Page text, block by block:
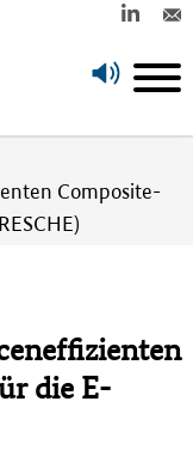
Composite-
die E-